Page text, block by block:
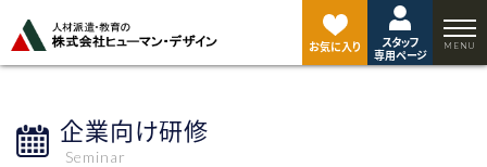
お気に入り
スタッフ
専用ページ
企業向け研修
Seminar
ジ
ト